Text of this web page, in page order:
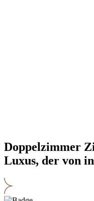
Doppelzimmer
Luxus, der von